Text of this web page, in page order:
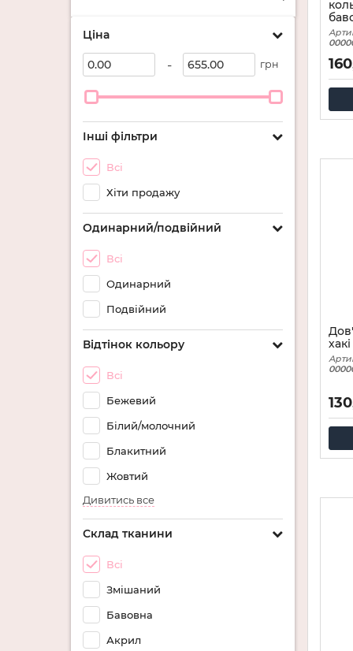
Ціна
- грн
Інші фільтри
Всі
Хіти продажу
Одинарний/подвійний
Всі
Одинарний
Подвійний
Відтінок кольору
Всі
Бежевий
Білий/молочний
Блакитний
Жовтий
Дивитись все
Склад тканини
Всі
Змішаний
Бавовна
Акрил